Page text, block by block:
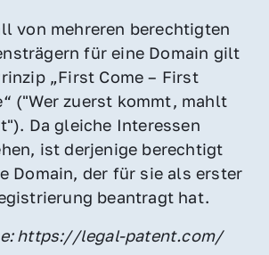
von mehreren berechtigten
für eine Domain gilt
„First Come – First
("Wer zuerst kommt, mahlt
Da gleiche Interessen
ist derjenige berechtigt
Domain, der für sie als erster
beantragt hat.
https://legal-patent.com/